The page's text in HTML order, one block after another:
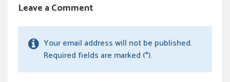
Leave a Comment
Your email address will not be published.
Required fields are marked (*).